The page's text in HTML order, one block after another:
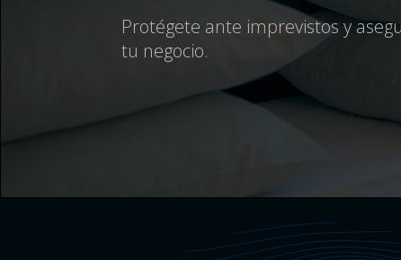
Protégete ante imprevistos y
tu negocio.